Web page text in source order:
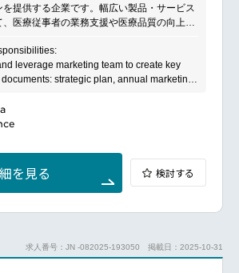
を提供する企業です。幅広い製品・サービス
、医療従事者の業務支援や医療品質の向上に
ートにも注力し、医療現場の課題解決を支援
す。leverage marketing team to create key
strategic plan, annual marketing
or unexpressed customer needs,
product/program improvements
for gathering competitive information
and targeting methods to improve
efficiency
pricing approach consistent with the
を見る 検討する
求人番号：JN -082025-193050 掲載日：2025-10-31